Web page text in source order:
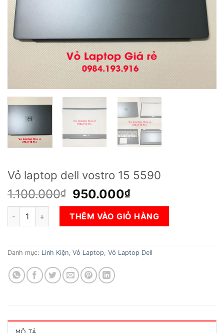
Vỏ laptop dell vostro 15 5590
1.100.000₫
Giá
gốc
là:
1.100.000₫.
950.000₫Giá
hiện
tại
là:
950.000₫.
Vỏ laptop dell vostro 15 5590 số lượng
THÊM VÀO GIỎ HÀNG
Danh mục: Linh Kiện, Vỏ Laptop, Vỏ Laptop Dell